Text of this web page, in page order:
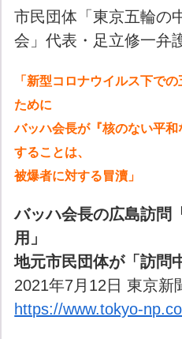
市民団体「東京五輪の
会」代表・足立修一弁
「新型コロナウイルス下で
ために
バッハ会長が『核のない平
することは、
被爆者に対する冒瀆」
バッハ会長の広島訪問
用」
地元市民団体が「訪問
2021年7月12日 東京新
https://www.tokyo-